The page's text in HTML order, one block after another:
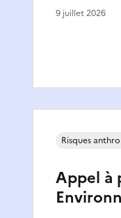
9 juillet 2026
Appel à
Risques